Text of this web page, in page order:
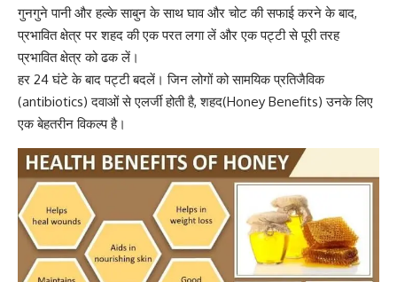
गुनगुने पानी और हल्के साबुन के साथ घाव और चोट की सफाई करने के बाद,
प्रभावित क्षेत्र पर शहद की एक परत लगा लें और एक पट्टी से पूरी तरह
प्रभावित क्षेत्र को ढक लें।
हर 24 घंटे के बाद पट्टी बदलें। जिन लोगों को सामयिकप्रतिजैविक
(antibiotics) दवाओं से एलर्जी होती है, शहद(Honey Benefits) उनके लिए
एक बेहतरीन विकल्प है।